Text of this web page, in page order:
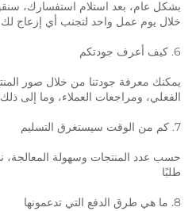
خلال يوم عمل واحد لتجنب أي إزعاج لك
6. كيف أعرف جودتكم
الفعلي، ومراجعات العملاء، وما إلى ذلك
7. كم من الوقت سيستغرق التسليم
طلبًا
8. ما هي طرق الدفع التي تدعمونها